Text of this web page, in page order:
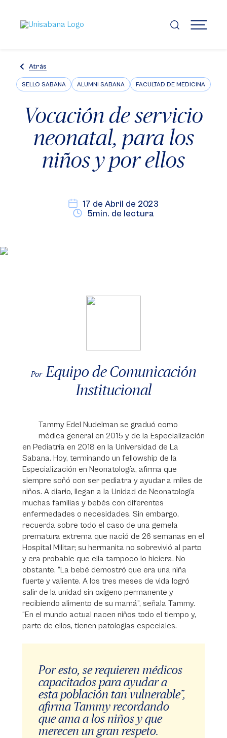
contenido
principal
MENÚ
Atrás
SELLO SABANA ALUMNI SABANA FACULTAD DE MEDICINA
Vocación de servicio
neonatal, para los
niños y por ellos
17 de Abril de 2023
5min. de lectura
Por Equipo de Comunicación
Institucional
Tammy Edel Nudelman se graduó como
médica general en 2015 y de la Especialización
en Pediatría en 2018 en la Universidad de La
Sabana. Hoy, terminando un fellowship de la
Especialización en Neonatología, afirma que
siempre soñó con ser pediatra y ayudar a miles de
niños. A diario, llegan a la Unidad de Neonatología
muchas familias y bebés con diferentes
enfermedades o necesidades. Sin embargo,
recuerda sobre todo el caso de una gemela
prematura extrema que nació de 26 semanas en el
Hospital Militar; su hermanita no sobrevivió al parto
y era probable que ella tampoco lo hiciera. No
obstante, “La bebé demostró que era una niña
fuerte y valiente. A los tres meses de vida logró
salir de la unidad sin oxígeno permanente y
recibiendo alimento de su mamá”, señala Tammy.
“En el mundo actual nacen niños todo el tiempo y,
parte de ellos, tienen patologías especiales.
Por esto, se requieren médicos
capacitados para ayudar a
esta población tan vulnerable”,
afirma Tammy recordando
que ama a los niños y que
merecen un gran respeto.